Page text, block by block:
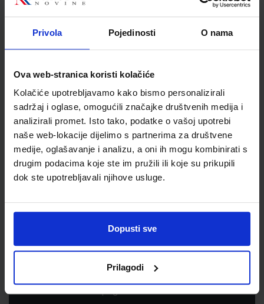
Privola Pojedinosti O nama
Ova web-stranica koristi kolačiće
Kolačiće upotrebljavamo kako bismo personalizirali
sadržaj i oglase, omogućili značajke društvenih medija i
analizirali promet. Isto tako, podatke o vašoj upotrebi
naše web-lokacije dijelimo s partnerima za društvene
medije, oglašavanje i analizu, a oni ih mogu kombinirati s
drugim podacima koje ste im pružili ili koje su prikupili
dok ste upotrebljavali njihove usluge.
Dopusti sve
Prilagodi
Autor
Nastavni predmet
STRUKOVNE ŠKOLE
Reg br min
8136
Newsletter prijava
Prijavite se kako bi primali informacije o novim
pogodnostima